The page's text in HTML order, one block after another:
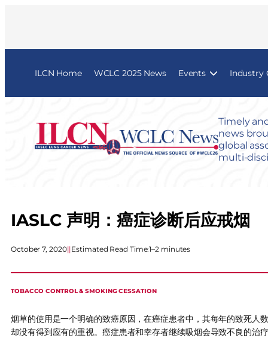
ILCN Home WCLC 2025 News Events Industry
Timely
news
global
multi-
IASLC 声明：癌症诊断后应戒烟
October 7, 2020||Estimated Read Time:1–2 minutes
TOBACCO CONTROL & SMOKING CESSATION
烟草的使用是一个明确的致癌原因，在癌症患者中，其每年的致死人
却没有得到应有的重视。癌症患者和幸存者继续吸烟会导致不良的治